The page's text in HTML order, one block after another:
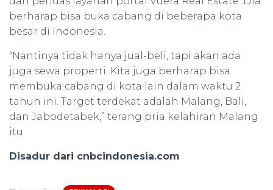
berharap bisa buka cabang di beberapa kota
besar di Indonesia.
“Nantinya tidak hanya jual-beli, tapi akan ada
juga sewa properti. Kita juga berharap bisa
membuka cabang di kota lain dalam waktu 2
tahun ini. Target terdekat adalah Malang, Bali,
dan Jabodetabek,” terang pria kelahiran Malang
itu.
Disadur dari cnbcindonesia.com